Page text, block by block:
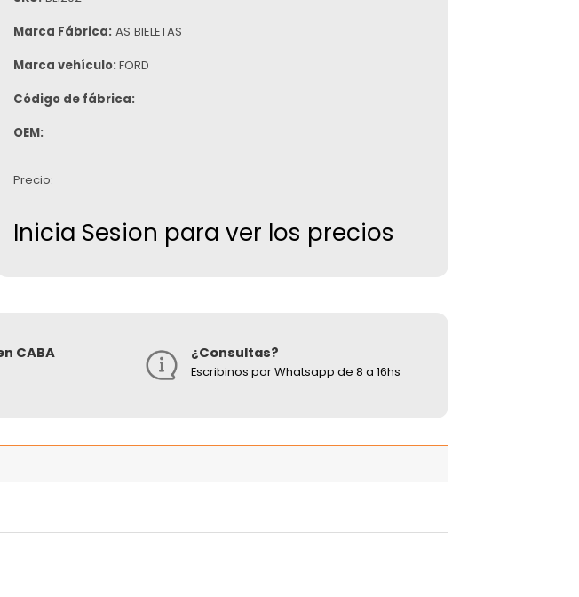
Marca Fábrica: AS BIELETAS
Marca vehículo: FORD
Código de fábrica:
OEM:
Precio:
Inicia Sesion para ver los precios
CABA ¿Consultas?
Escribinos por Whatsapp de 8 a 16hs